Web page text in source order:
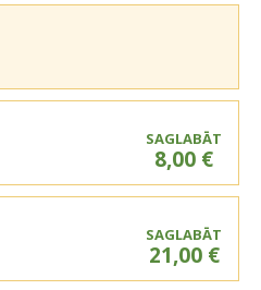
SAGLABĀT
8,00 €
SAGLABĀT
21,00 €